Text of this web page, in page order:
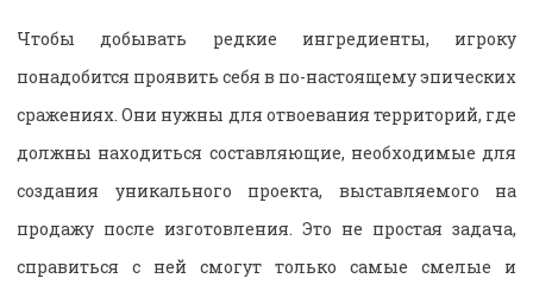
Чтобы добывать редкие ингредиенты, игроку
понадобится проявить себя в по-настоящему эпических
сражениях. Они нужны для отвоевания территорий, где
должны находиться составляющие, необходимые для
создания уникального проекта, выставляемого на
продажу после изготовления. Это не простая задача,
справиться с ней смогут только самые смелые и